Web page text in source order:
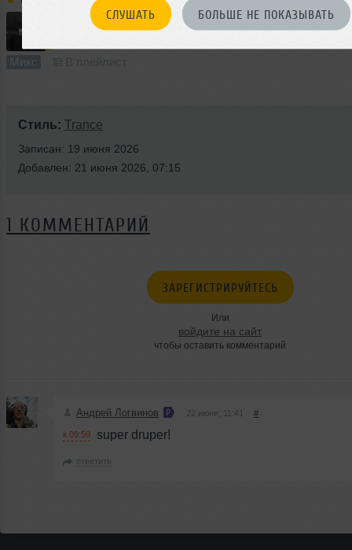
СЛУШАТЬ БОЛЬШЕ НЕ ПОКАЗЫВАТЬ
Микс
Стиль: Trance
Записан: 19 июня 2026
Добавлен: 21 июня 2026, 07:15
1 КОММЕНТАРИЙ
ЗАРЕГИСТРИРУЙТЕСЬ
Или
войдите на сайт
чтобы оставить комментарий
Андрей Логвинов 22 июня, 11:41 #
к 09:59 super druper!
ответить